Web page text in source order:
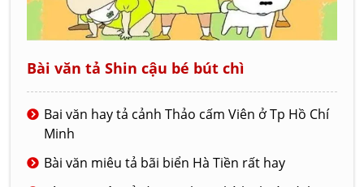
Bài văn tả Shin cậu bé bút chì
Bai văn hay tả cảnh Thảo cấm Viên ở Tp Hồ Chí
Minh
Bài văn miêu tả bãi biển Hà Tiền rất hay